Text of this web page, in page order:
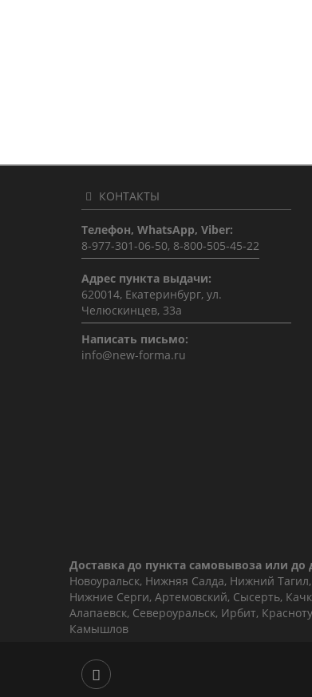
КОНТАКТЫ
Телефон, WhatsApp, Viber:
8-977-301-06-50, 8-800-505-45-22
Адрес пункта выдачи:
620014, Екатеринбург, ул.
Челюскинцев, 33а
Написать письмо:
info@new-forma.ru
Доставка до пункта самовывоза или до
Новоуральск, Нижняя Салда, Нижний
Нижние Серги, Артемовский, Сысерть,
Алапаевск, Североуральск, Ирбит,
Камышлов